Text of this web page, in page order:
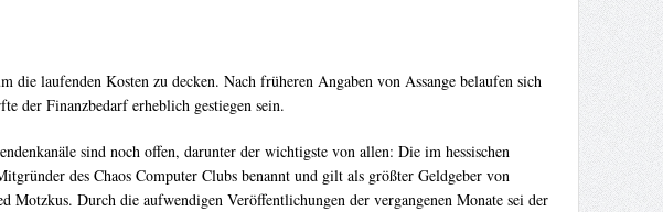
laufenden Kosten zu decken. Nach früheren Angaben von Assange belaufen sich
der Finanzbedarf erheblich gestiegen sein.
sind noch offen, darunter der wichtigste von allen: Die im hessischen
des Chaos Computer Clubs benannt und gilt als größter Geldgeber von
Durch die aufwendigen Veröffentlichungen der vergangenen Monate sei der